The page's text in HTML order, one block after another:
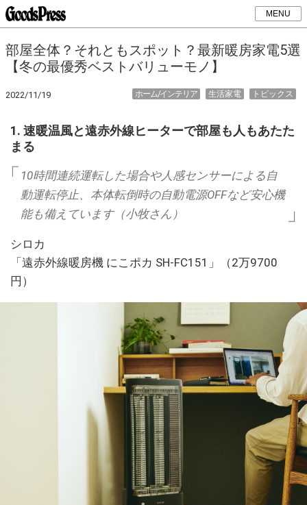
MENU
部屋全体？それともスポット？最新暖房家電5選
【冬の最優秀ベストバリューモノ】
2022/11/19 トピックス
生活家電
ホーム/インテリア
1. 速暖温風と遠赤外線ヒーターで部屋も人もあたた
まる
10時間連続運転した場合や人感センサーによる自
動運転停止、本体転倒時の自動電源OFFなど安心機
能も備えています（小牧さん）
シロカ
「遠赤外線暖房機 にこポカ SH-FC151」（2万9700
円）